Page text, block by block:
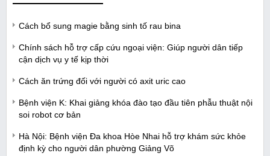
Cách bổ sung magie bằng sinh tố rau bina
Chính sách hỗ trợ cấp cứu ngoại viện: Giúp người dân tiếp
cận dịch vụ y tế kịp thời
Cách ăn trứng đối với người có axit uric cao
Bệnh viện K: Khai giảng khóa đào tạo đầu tiên phẫu thuật nội
soi robot cơ bản
Hà Nội: Bệnh viện Đa khoa Hòe Nhai hỗ trợ khám sức khỏe
định kỳ cho người dân phường Giảng Võ